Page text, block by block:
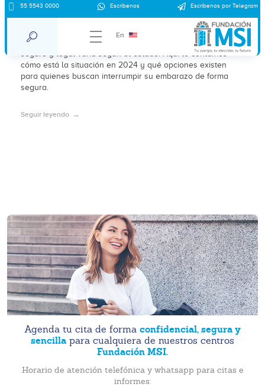
55 5543 0000 Escríbenos Escríbenos por Telegram
En
Aborto en México 2025
Con la despenalización del aborto en México, el acceso
seguro y legal varía según el estado. Aquí te contamos
cómo está la situación en 2024 y qué opciones existen
para quienes buscan interrumpir su embarazo de forma
segura.
Seguir leyendo
Agenda tu cita de forma confidencial, segura y
sencilla para cualquiera de nuestros centros
Fundación MSI.
Horario de atención telefónica y whatsapp para citas e
informes: